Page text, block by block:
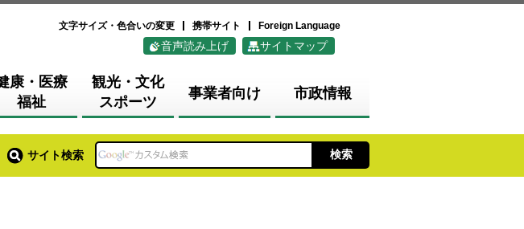
文字サイズ・色合いの変更 携帯サイト Foreign Language
音声読み上げ サイトマップ
康・医療
福祉
観光・文化
スポーツ
事業者向け 市政情報
サイト検索